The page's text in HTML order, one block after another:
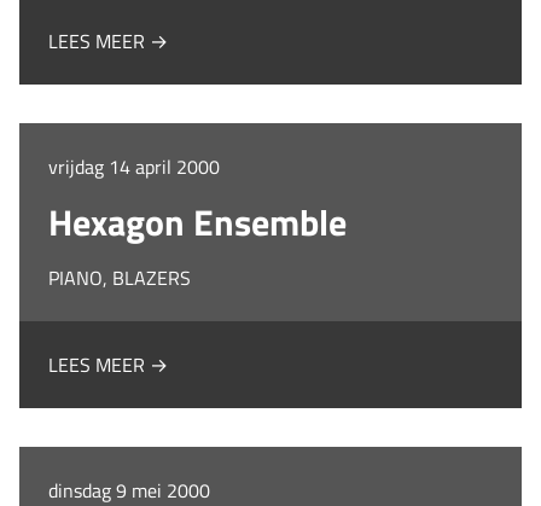
LEES MEER →
vrijdag 14 april 2000
Hexagon Ensemble
PIANO, BLAZERS
LEES MEER →
dinsdag 9 mei 2000